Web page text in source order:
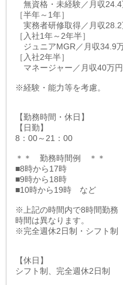
無資格・未経験／月収24.4
［半年～1年］
実務者研修取得／月収28.2
［入社1年～2年半］
ジュニアMGR／月収34.9
［入社2年半］
マネージャー／月収40万
※経験・能力等を考慮。
【勤務時間・休日】
【日勤】
8：00～21：00
＊＊ 勤務時間例 ＊＊
■8時から17時
■9時から18時
■10時から19時 など
※上記の時間内で8時間勤務
時間は異なります。
※完全週休2日制・シフト制
【休日】
シフト制、完全週休2日制